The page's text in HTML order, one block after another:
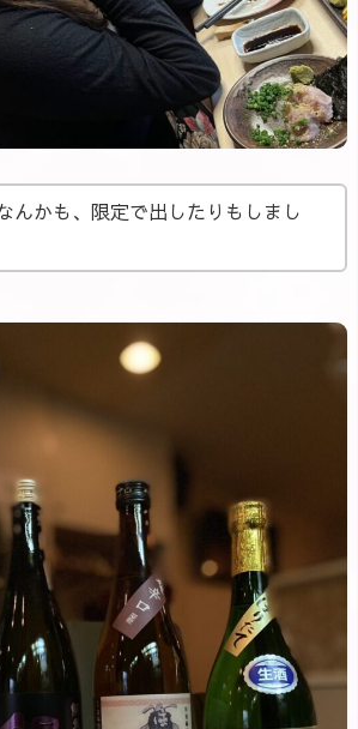
んかも、限定で出したりもしまし